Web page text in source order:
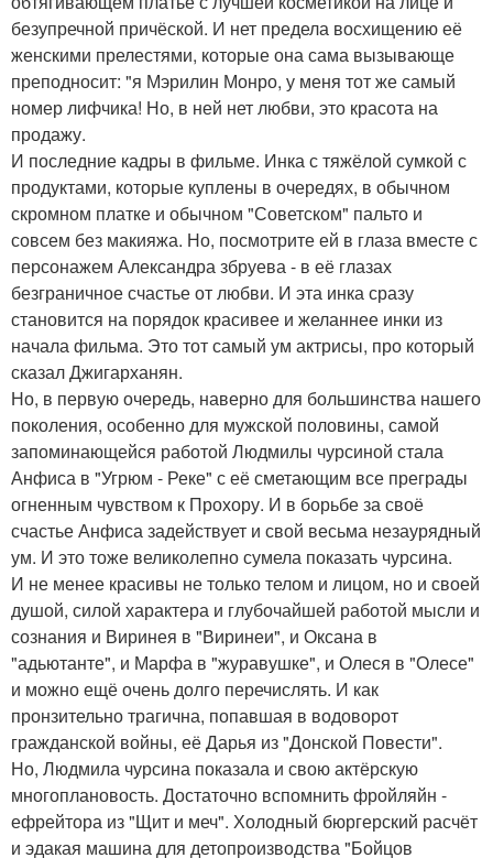
безупречной причёской. И нет предела восхищению её
женскими прелестями, которые она сама вызывающе
преподносит: "я Мэрилин Монро, у меня тот же самый
номер лифчика! Но, в ней нет любви, это красота на
продажу.
И последние кадры в фильме. Инка с тяжёлой сумкой с
продуктами, которые куплены в очередях, в обычном
скромном платке и обычном "Советском" пальто и
совсем без макияжа. Но, посмотрите ей в глаза вместе с
персонажем Александра збруева - в её глазах
безграничное счастье от любви. И эта инка сразу
становится на порядок красивее и желаннее инки из
начала фильма. Это тот самый ум актрисы, про который
сказал Джигарханян.
Но, в первую очередь, наверно для большинства нашего
поколения, особенно для мужской половины, самой
запоминающейся работой Людмилы чурсиной стала
Анфиса в "Угрюм - Реке" с её сметающим все преграды
огненным чувством к Прохору. И в борьбе за своё
счастье Анфиса задействует и свой весьма незаурядный
ум. И это тоже великолепно сумела показать чурсина.
И не менее красивы не только телом и лицом, но и своей
душой, силой характера и глубочайшей работой мысли и
сознания и Виринея в "Виринеи", и Оксана в
"адьютанте", и Марфа в "журавушке", и Олеся в "Олесе"
и можно ещё очень долго перечислять. И как
пронзительно трагична, попавшая в водоворот
гражданской войны, её Дарья из "Донской Повести".
Но, Людмила чурсина показала и свою актёрскую
многоплановость. Достаточно вспомнить фройляйн -
ефрейтора из "Щит и меч". Холодный бюргерский расчёт
и эдакая машина для детопроизводства "Бойцов